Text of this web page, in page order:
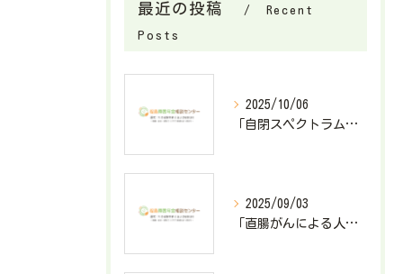
最近の投稿
Recent
Posts
2025/10/06
「自閉スペクトラム症で障害基礎年金2級が決定したケース」
2025/09/03
「直腸がんによる人工肛門造設で障害厚生年金3級が決定したケース」